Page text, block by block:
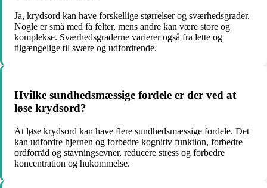
Ja, krydsord kan have forskellige størrelser og sværhedsgrader.
Nogle er små med få felter, mens andre kan være store og
komplekse. Sværhedsgraderne varierer også fra lette og
tilgængelige til svære og udfordrende.
Hvilke sundhedsmæssige fordele er der ved at
løse krydsord?
At løse krydsord kan have flere sundhedsmæssige fordele. Det
kan udfordre hjernen og forbedre kognitiv funktion, forbedre
ordforråd og stavningsevner, reducere stress og forbedre
koncentration og hukommelse.